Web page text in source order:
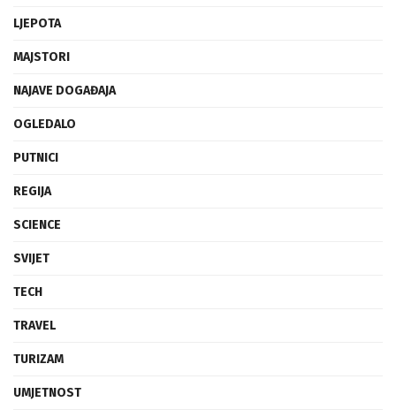
LJEPOTA
MAJSTORI
NAJAVE DOGAĐAJA
OGLEDALO
PUTNICI
REGIJA
SCIENCE
SVIJET
TECH
TRAVEL
TURIZAM
UMJETNOST